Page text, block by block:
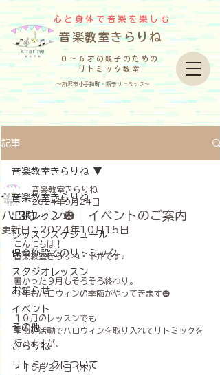
心と身体で音楽を楽しむ
０～６才の親子のための
リトミック教室
​音楽教室きらりね
～所沢市小手指町・親子リトミック～
記事
音楽教室きらりね
出張レッスン
レッスンスケジュール
保育施設でのリトミック
スタジオレッスン
お知らせ
イベント
その他
きらりね
リトミックについて
音楽教室きらりね
ハロウィン🎃｜イベントのご案内
音楽教室きらりね
2024年9月24日
更新日： 2024年10月15日
こんにちは！
音楽教室きらりね・平井です♩
暑かった９月もそろそろ終わり。
今年もハロウィンの季節がやってきます🎃
１０月のレッスンでも
季節の活動でハロウィンを取り入れてリトミックを
行いますが、
・１０月２４日（木）